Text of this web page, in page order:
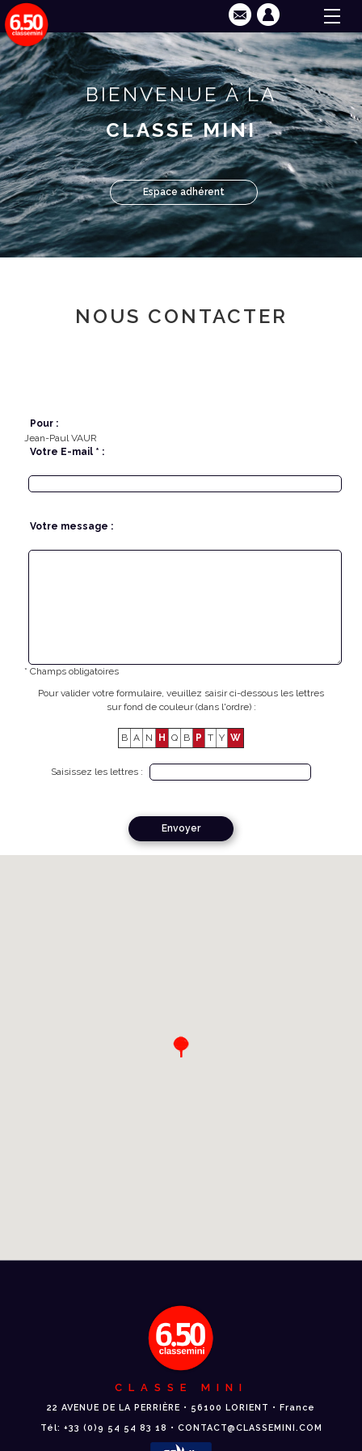
BIENVENUE À LA
CLASSE MINI
Espace adhérent
NOUS CONTACTER
Pour :
Jean-Paul VAUR
Votre E-mail * :
Votre message :
* Champs obligatoires
Pour valider votre formulaire, veuillez saisir ci-dessous les lettres
sur fond de couleur (dans l'ordre) :
B A N H Q B P T Y W
Saisissez les lettres :
CLASSE MINI
22 AVENUE DE LA PERRIÈRE • 56100 LORIENT • France
Tél: +33 (0)9 54 54 83 18 • CONTACT@CLASSEMINI.COM